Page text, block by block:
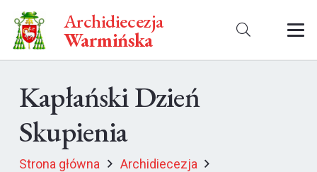
Archidiecezja
Warmińska
Kapłański Dzień
Skupienia
Strona główna
Archidiecezja